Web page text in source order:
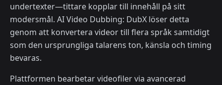
undertexter—tittare kopplar till innehåll på sitt
modersmål. AI Video Dubbing: DubX löser detta
genom att konvertera videor till flera språk samtidigt
som den ursprungliga talarens ton, känsla och timing
bevaras.
Plattformen bearbetar videofiler via avancerad